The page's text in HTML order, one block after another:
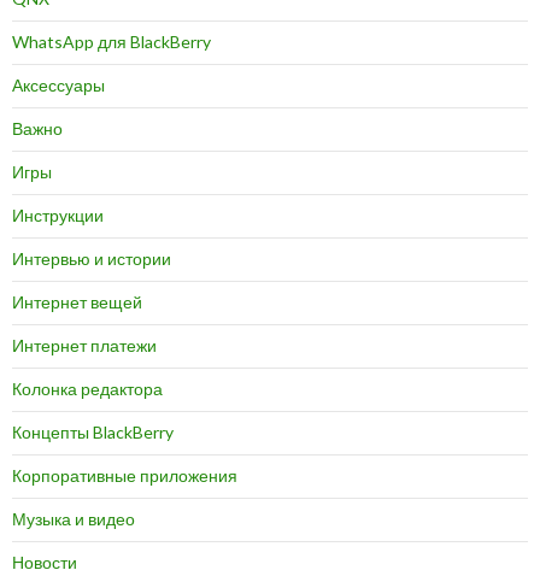
WhatsApp для BlackBerry
Аксессуары
Важно
Игры
Инструкции
Интервью и истории
Интернет вещей
Интернет платежи
Колонка редактора
Концепты BlackBerry
Корпоративные приложения
Музыка и видео
Новости